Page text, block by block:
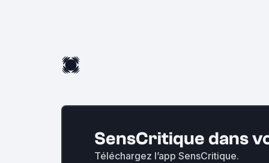
SensCritique dans
Téléchargez l’app SensCritique.